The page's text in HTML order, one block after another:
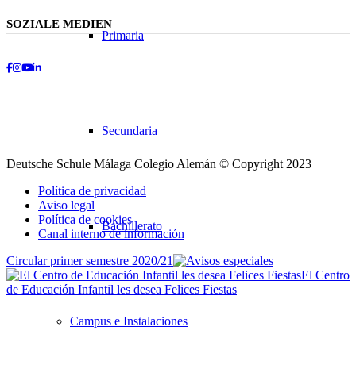
Primaria
Secundaria
Bachillerato
Campus e Instalaciones
SOZIALE MEDIEN
Deutsche Schule Málaga Colegio Alemán © Copyright 2023
Política de privacidad
Aviso legal
Política de cookies
Canal interno de información
Circular primer semestre 2020/21
El Centro
de Educación Infantil les desea Felices Fiestas